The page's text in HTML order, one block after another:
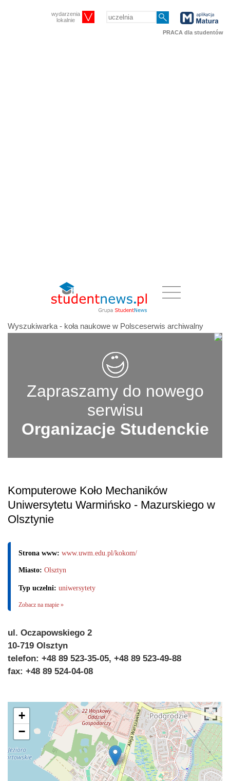
wydarzenia
lokalnie
PRACA dla studentów
Wyszukiwarka - koła naukowe w Polsceserwis archiwalny
Zapraszamy do nowego
serwisu
Organizacje Studenckie
Komputerowe Koło Mechaników
Uniwersytetu Warmińsko - Mazurskiego w
Olsztynie
Strona www: www.uwm.edu.pl/kokom/
Miasto: Olsztyn
Typ uczelni: uniwersytety
Zobacz na mapie »
ul. Oczapowskiego 2
10-719 Olsztyn
telefon: +48 89 523-35-05, +48 89 523-49-88
fax: +48 89 524-04-08
+
−